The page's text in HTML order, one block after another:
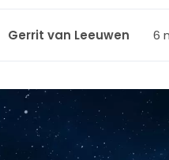
Gerrit van Leeuwen 6